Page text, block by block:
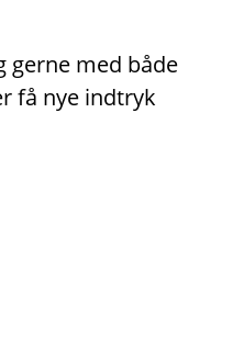
gerne med både
få nye indtryk